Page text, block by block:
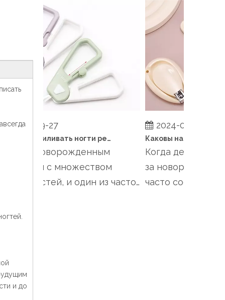
и до
09-27
Когда подпиливать ногти ребенку?
за новорожденным
с множеством
и один из часто
2024-09-24
Когда дело
за новорожденным,
часто